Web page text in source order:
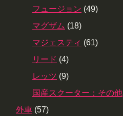
フュージョン (49)
マグザム (18)
マジェスティ (61)
リード (4)
レッツ (9)
国産スクーター：その他
外車 (57)